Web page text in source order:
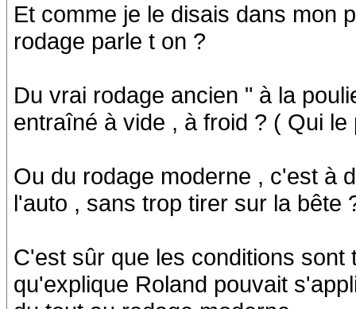
Et comme je le disais dans mon
rodage parle t on ?
Du vrai rodage ancien " à la
entraîné à vide , à froid ? ( Qui
Ou du rodage moderne , c'est à
l'auto , sans trop tirer sur la bête
C'est sûr que les conditions
qu'explique Roland pouvait